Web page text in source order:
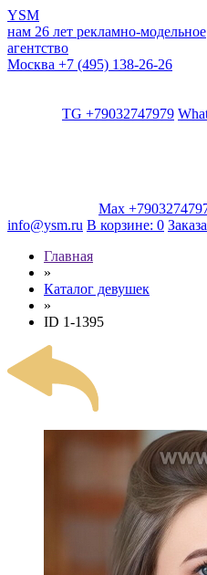
YSM
нам 26 лет рекламно-модельное
агентство
Москва +7 (495) 138-26-26
TG +79032747979
Max
info@ysm.ru В корзине: 0
Главная
»
Каталог девушек
»
ID 1-1395